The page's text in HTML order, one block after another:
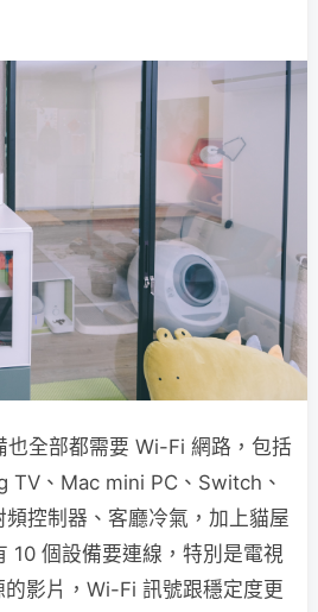
也全部都需要 Wi-Fi 網路，包括
TV、Mac mini PC、Switch、
控制器、客廳冷氣，加上貓屋
10 個設備要連線，特別是電視
影片，Wi-Fi 訊號跟穩定度更